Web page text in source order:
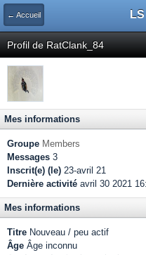
← Accueil
Profil de RatClank_84
Mes informations
Groupe Members
Messages 3
Inscrit(e) (le) 23-avril 21
Dernière activité avril 30 2021
Mes informations
Titre Nouveau / peu actif
Âge Âge inconnu